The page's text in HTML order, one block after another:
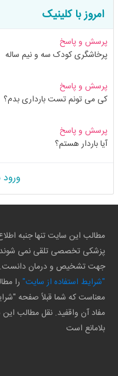
امروز با کلینیک
پرسش و پاسخ
پرخاشگری کودک سه و نیم ساله
پرسش و پاسخ
کی می تونم تست بارداری بدم؟
پرسش و پاسخ
آیا باردار هستم؟
مطالب این سایت تنها جنبه
پزشکی تخصصی تلقی نمی شوند و
جهت تشخیص و درمان دانست.
"شرایط استفاده از سایت" را
معناست که شما قبلاً صفحه
مفاد آن واقفید. نقل مطالب
بلامانع است